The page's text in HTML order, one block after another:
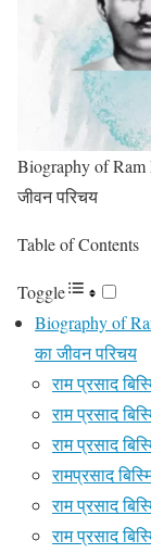
Biography of Ram
जीवन परिचय
Table of Contents
Toggle
Biography of
का जीवन परिचय
राम प्रसाद
राम प्रसाद
राम प्रसाद
रामप्रसाद
राम प्रसाद
राम प्रसाद